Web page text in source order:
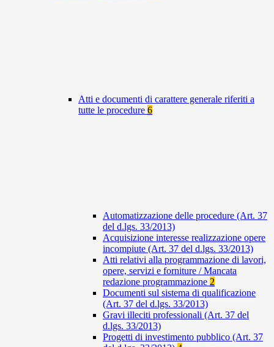
Atti e documenti di carattere generale riferiti a
tutte le procedure 6
Automatizzazione delle procedure (Art. 37
del d.lgs. 33/2013)
Acquisizione interesse realizzazione opere
incompiute (Art. 37 del d.lgs. 33/2013)
Atti relativi alla programmazione di lavori,
opere, servizi e forniture / Mancata
redazione programmazione 2
Documenti sul sistema di qualificazione
(Art. 37 del d.lgs. 33/2013)
Gravi illeciti professionali (Art. 37 del
d.lgs. 33/2013)
Progetti di investimento pubblico (Art. 37